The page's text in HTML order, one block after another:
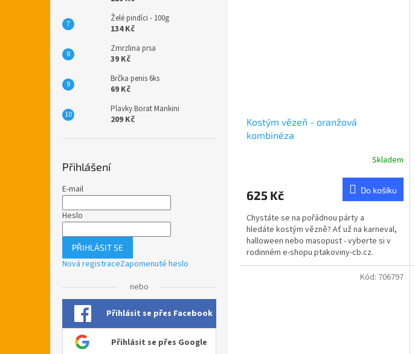
Želé pindíci - 100g
134 Kč
Zmrzlina prsa
39 Kč
Brčka penis 6ks
69 Kč
Plavky Borat Mankini
209 Kč
Přihlášení
E-mail
Heslo
PŘIHLÁSIT SE
Nová registraceZapomenuté heslo
nebo
Přihlásit se přes Facebook
Přihlásit se přes Google
Kostým vězeň - oranžová
kombinéza
Skladem
625 Kč Do košíku
Chystáte se na pořádnou párty a
hledáte kostým vězně? Ať už na karneval,
halloween nebo masopust - vyberte si v
rodinném e-shopu ptakoviny-cb.cz.
Doručujeme po celé České...
Kód: 706797